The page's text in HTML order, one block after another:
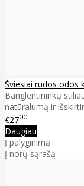
Šviesiai rudos odos
Banglentininkų
natūralumą ir
€2700
Daugiau
Į palyginimą
Į norų sąrašą